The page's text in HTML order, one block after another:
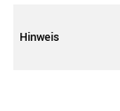
Hinweis